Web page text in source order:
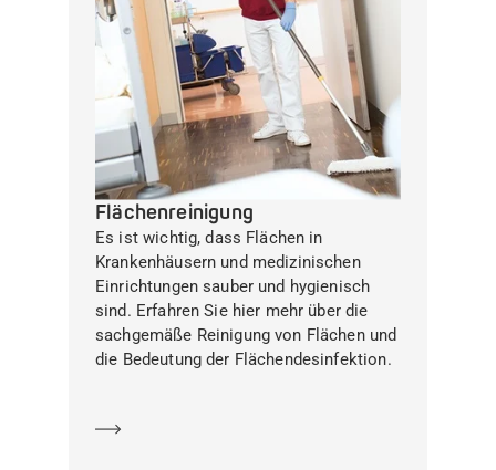
Flächenreinigung
Es ist wichtig, dass Flächen in
Krankenhäusern und medizinischen
Einrichtungen sauber und hygienisch
sind. Erfahren Sie hier mehr über die
sachgemäße Reinigung von Flächen und
die Bedeutung der Flächendesinfektion.